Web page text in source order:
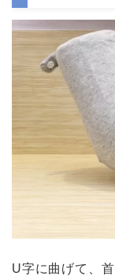
U字に曲げて、